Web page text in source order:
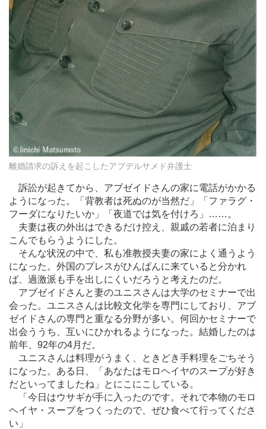
離婚請求の訴えを起こしたアブデルサメド弁護士
訴訟が起きてから、アブゼイドさんの家に電話がかかる
ようになった。「背教者は死ぬのが当然だ」「ファラグ・
フーダになりたいか」「夜道では気を付けろ」
… …。
夫妻は夜の外出はできるだけ控え、親戚の若者に泊まり
こんでもらうようにした。
そんな状況の中で、私も准教授夫妻の家によく通うよう
になった。外国のプレスがひんぱんに来ていると分かれ
ば、過激派も手を出しにくいだろうと考えたのだ。
アブゼイドさんと妻のユニスさんは大学のセミナーで出
会った。ユニスさんは比較文化学を専門にしており、アブ
ゼイドさんの専門と重なる分野が多い。何回かセミナーで
出会ううち、互いにひかれるようになった。結婚したのは
前年、92年の4月だ。
ユニスさんは料理がうまく、ときどき手料理をごちそう
になった。ある日、「あなたはモロヘイヤのスープが好き
だといってましたね」とにこにこしている。
「今日はウサギが手に入ったのです。それで本物のモロ
ヘイヤ・スープをつくったので、ぜひ食べて行ってくださ
い」